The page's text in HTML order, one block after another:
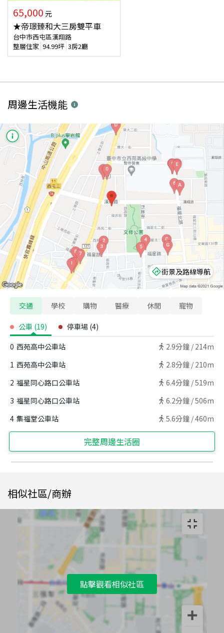
65,000 元
★帝璟臻和大三房雙平車
台中市西屯區漢翔路
整層住家 94.99坪 3房2廳
周邊生活機能
街景及路線導航
交通 學校 購物 醫療 休閒 寵物
公車 (19) 停車場 (4)
0 西苑高中公車站 2.9分鐘 / 214m
1 西苑高中公車站 2.8分鐘 / 210m
2 福星同心路口公車站 6.4分鐘 /519m
3 福星同心路口公車站 6.2分鐘 /506m
4 集福堂公車站 5.6分鐘 /460m
完整周邊生活圈
相似社區/商辦
點擊觀看相似社區